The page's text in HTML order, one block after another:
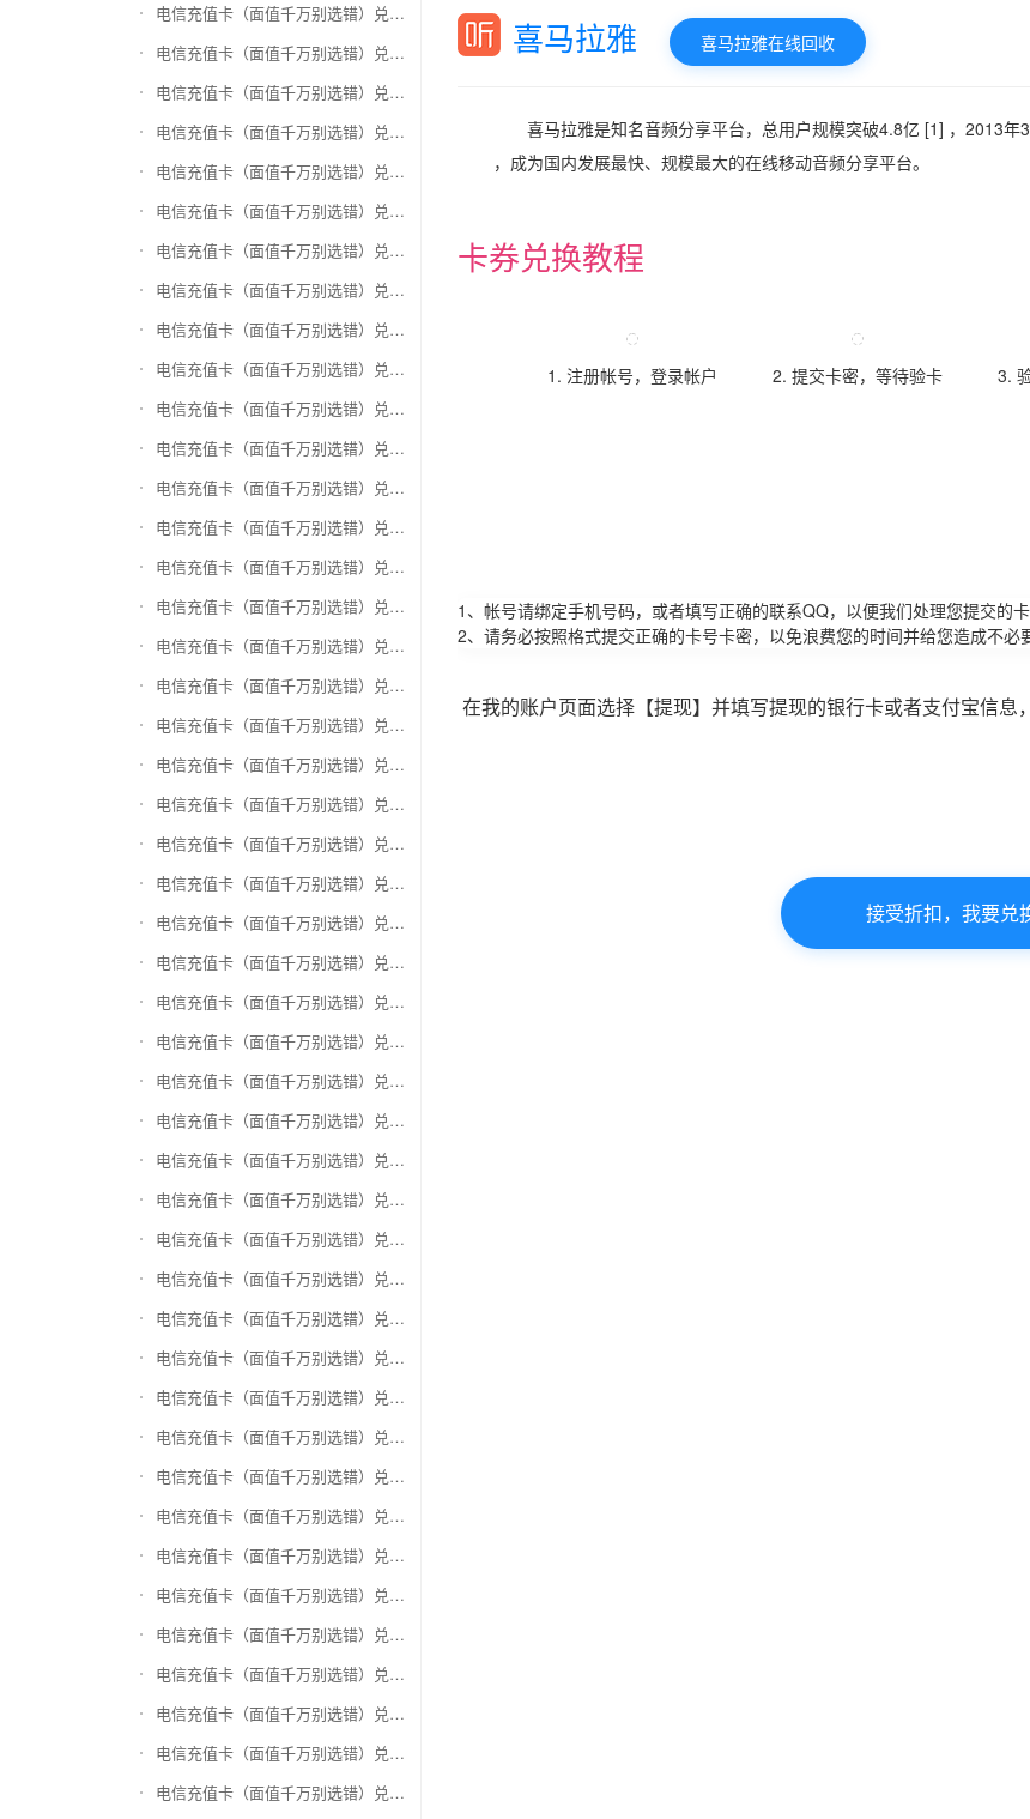
电信充值卡（面值千万别选错）兑换沃尔玛购物卡
电信充值卡（面值千万别选错）兑换和信通
电信充值卡（面值千万别选错）兑换拉卡拉沃尔玛
电信充值卡（面值千万别选错）兑换携程任我游
电信充值卡（面值千万别选错）兑换中银通支付(银联购物卡)
电信充值卡（面值千万别选错）兑换瑞祥商联卡
电信充值卡（面值千万别选错）兑换家乐福超市卡
电信充值卡（面值千万别选错）兑换Q币卡
电信充值卡（面值千万别选错）兑换联通积分Q币
电信充值卡（面值千万别选错）兑换完美一卡通
电信充值卡（面值千万别选错）兑换久游一卡通
电信充值卡（面值千万别选错）兑换搜狐一卡通
电信充值卡（面值千万别选错）兑换中国区苹果充值卡
电信充值卡（面值千万别选错）兑换账号内Q币寄售（维护中）
电信充值卡（面值千万别选错）兑换唯品会礼品卡(唯品卡)
电信充值卡（面值千万别选错）兑换万商卡
电信充值卡（面值千万别选错）兑换飞银彩虹卡
电信充值卡（面值千万别选错）兑换天猫超市卡/享淘卡
电信充值卡（面值千万别选错）兑换万里通积分卡
电信充值卡（面值千万别选错）兑换壹钱包(壹卡会)
电信充值卡（面值千万别选错）兑换去哪儿礼品卡
电信充值卡（面值千万别选错）兑换阳光卡(阳光爱车)
电信充值卡（面值千万别选错）兑换华润万家购物卡
电信充值卡（面值千万别选错）兑换华润苏果卡(苏果超市卡)（维护 请暂停提交）
电信充值卡（面值千万别选错）兑换天虹购物卡
电信充值卡（面值千万别选错）兑换盒马生鲜礼品卡
电信充值卡（面值千万别选错）兑换屈臣氏
电信充值卡（面值千万别选错）兑换大润发购物卡
电信充值卡（面值千万别选错）兑换银泰百货银泰卡
电信充值卡（面值千万别选错）兑换物美/美通卡
电信充值卡（面值千万别选错）兑换世纪联华充值卡(杭州联华)
电信充值卡（面值千万别选错）兑换重百世纪卡(重庆百货)
电信充值卡（面值千万别选错）兑换南京中央商场购物卡
电信充值卡（面值千万别选错）兑换银座购物卡（黑卡）
电信充值卡（面值千万别选错）兑换叮咚买菜（限通用礼品卡）
电信充值卡（面值千万别选错）兑换上海家化卡
电信充值卡（面值千万别选错）兑换山东一卡通
电信充值卡（面值千万别选错）兑换大众E卡通
电信充值卡（面值千万别选错）兑换杭州市民卡
电信充值卡（面值千万别选错）兑换驴妈妈礼品卡
电信充值卡（面值千万别选错）兑换永辉超市卡（限实体卡）
电信充值卡（面值千万别选错）兑换中百超市购物卡
电信充值卡（面值千万别选错）兑换爱奇艺会员激活码
电信充值卡（面值千万别选错）兑换腾讯视频会员激活码
电信充值卡（面值千万别选错）兑换优酷会员激活码
电信充值卡（面值千万别选错）兑换搜狐视频
喜马拉雅 喜马拉雅在线回收
喜马拉雅是知名音频分享平台，总用户规模突破4.8亿 [1] ，2013
，成为国内发展最快、规模最大的在线移动音频分享平台。
卡券兑换教程
1. 注册帐号，登录帐户 2. 提交卡密，等待验卡 3.
1、帐号请绑定手机号码，或者填写正确的联系QQ，以便我们处理您提交的
2、请务必按照格式提交正确的卡号卡密，以免浪费您的时间并给您造成不必
在我的账户页面选择【提现】并填写提现的银行卡或者支付宝信
接受折扣，我要兑